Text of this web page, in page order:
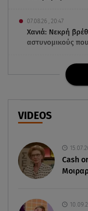
07.08.26 , 20:47
Χανιά: Νεκρή
αστυνομικούς
Μυστράς:
χρόνος θανάτου
07.08.26 , 20:13
Κυψέλη: Tι
07.08.26 , 19:15
Συντάξεις
χρήματα στους
07.08.26 , 18:45
VIDEOS
Cash